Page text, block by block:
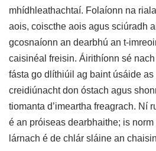
mhídhleathachtaí. Folaíonn na
aois, coiscthe aois agus sciúradh
gcosnaíonn an dearbhú an t-
caisinéal freisin. Áirithíonn sé
fásta go dlíthiúil ag baint úsáide
creidiúnacht don óstach agus
tiomanta d’imeartha freagrach. Ní
é an próiseas dearbhaithe; is
lárnach é de chlár sláine an